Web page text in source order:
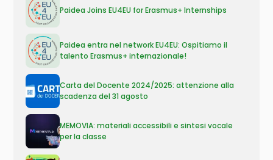
Paidea Joins EU4EU for Erasmus+ Internships
Paidea entra nel network EU4EU: Ospitiamo il
talento Erasmus+ internazionale!
Carta del Docente 2024/2025: attenzione alla
scadenza del 31 agosto
MEMOVIA: materiali accessibili e sintesi vocale
per la classe